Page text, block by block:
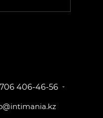
406-46-56